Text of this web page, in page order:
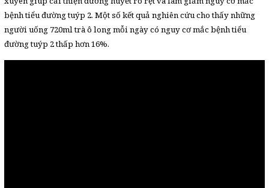
bệnh tiểu đường tuýp 2. Một số kết quả nghiên cứu cho thấy những
người uống 720ml trà ô long mỗi ngày có nguy cơ mắc bệnh tiểu
đường tuýp 2 thấp hơn 16%.